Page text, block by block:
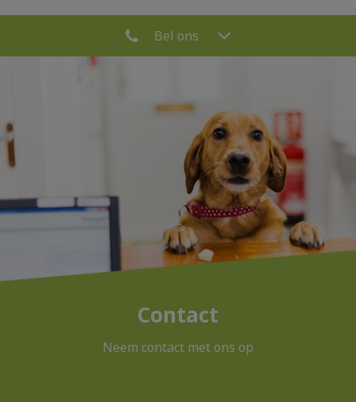
Bel ons
Contact
Neem contact met ons op